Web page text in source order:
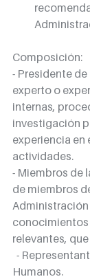
Composición:
- Presidente
experto o
internas,
investigación
experiencia en
actividades.
- Miembros de
de miembros
conocimientos
relevantes,
Humanos.